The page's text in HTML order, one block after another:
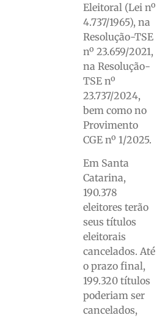
Eleitoral (Lei nº
4.737/1965), na
Resolução-TSE
nº 23.659/2021,
na Resolução-
TSE nº
23.737/2024,
bem como no
Provimento
CGE nº 1/2025.
Em Santa
Catarina,
190.378
eleitores terão
seus títulos
eleitorais
cancelados. Até
o prazo final,
199.320 títulos
poderiam ser
cancelados,